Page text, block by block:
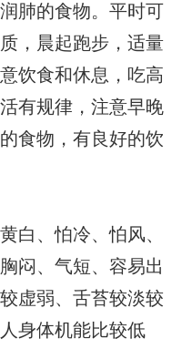
肺的食物。平时可
，晨起跑步，适量
饮食和休息，吃高
有规律，注意早晚
食物，有良好的饮
白、怕冷、怕风、
闷、气短、容易出
虚弱、舌苔较淡较
身体机能比较低